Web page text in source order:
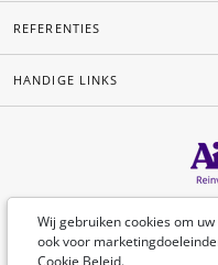
Wij gebruiken cookies om
ook voor
Cookie Beleid.
REFERENTIES
HANDIGE LINKS